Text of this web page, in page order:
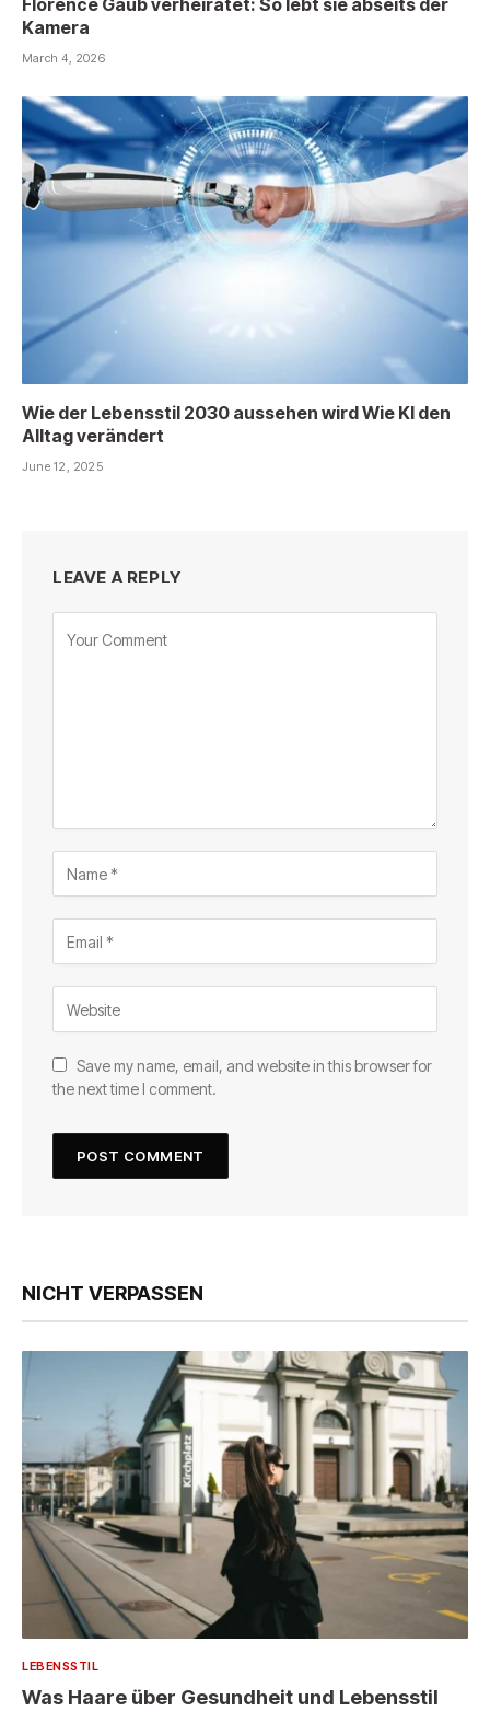
Kamera
March 4, 2026
Wie der Lebensstil 2030 aussehen wird Wie KI den
Alltag verändert
June 12, 2025
LEAVE A REPLY
Save my name, email, and website in this browser for
the next time I comment.
NICHT VERPASSEN
LEBENSSTIL
Was Haare über Gesundheit und Lebensstil